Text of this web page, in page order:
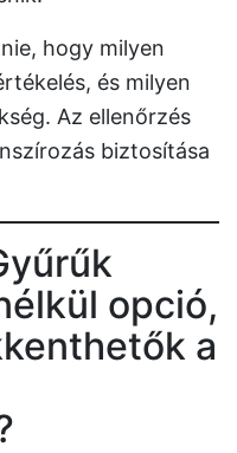
hogy milyen
és milyen
Az ellenőrzés
biztosítása
opció,
a